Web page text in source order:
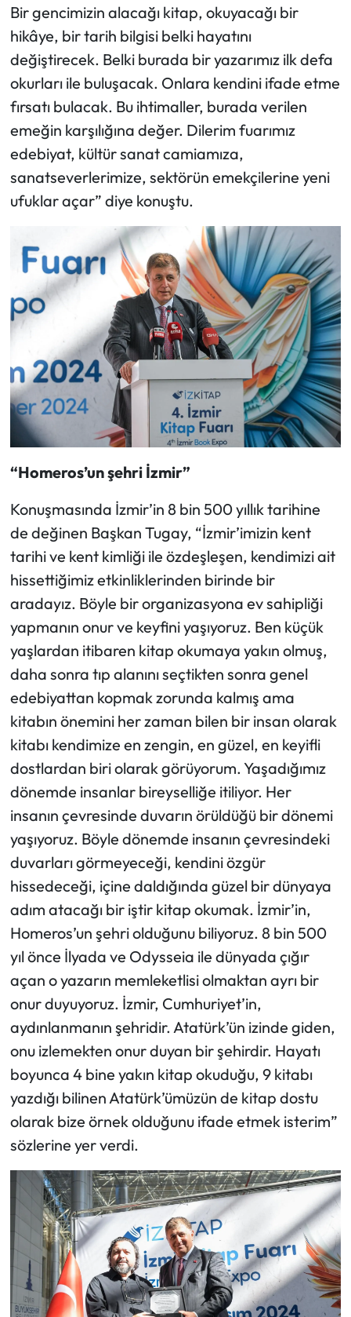
Bir gencimizin alacağı kitap, okuyacağı bir
hikâye, bir tarih bilgisi belki hayatını
değiştirecek. Belki burada bir yazarımız ilk defa
okurları ile buluşacak. Onlara kendini ifade etme
fırsatı bulacak. Bu ihtimaller, burada verilen
emeğin karşılığına değer. Dilerim fuarımız
edebiyat, kültür sanat camiamıza,
sanatseverlerimize, sektörün emekçilerine yeni
ufuklar açar” diye konuştu.
“Homeros’un şehri İzmir”
Konuşmasında İzmir’in 8 bin 500 yıllık tarihine
de değinen Başkan Tugay, “İzmir’imizin kent
tarihi ve kent kimliği ile özdeşleşen, kendimizi ait
hissettiğimiz etkinliklerinden birinde bir
aradayız. Böyle bir organizasyona ev sahipliği
yapmanın onur ve keyfini yaşıyoruz. Ben küçük
yaşlardan itibaren kitap okumaya yakın olmuş,
daha sonra tıp alanını seçtikten sonra genel
edebiyattan kopmak zorunda kalmış ama
kitabın önemini her zaman bilen bir insan olarak
kitabı kendimize en zengin, en güzel, en keyifli
dostlardan biri olarak görüyorum. Yaşadığımız
dönemde insanlar bireyselliğe itiliyor. Her
insanın çevresinde duvarın örüldüğü bir dönemi
yaşıyoruz. Böyle dönemde insanın çevresindeki
duvarları görmeyeceği, kendini özgür
hissedeceği, içine daldığında güzel bir dünyaya
adım atacağı bir iştir kitap okumak. İzmir’in,
Homeros’un şehri olduğunu biliyoruz. 8 bin 500
yıl önce İlyada ve Odysseia ile dünyada çığır
açan o yazarın memleketlisi olmaktan ayrı bir
onur duyuyoruz. İzmir, Cumhuriyet’in,
aydınlanmanın şehridir. Atatürk’ün izinde giden,
onu izlemekten onur duyan bir şehirdir. Hayatı
boyunca 4 bine yakın kitap okuduğu, 9 kitabı
yazdığı bilinen Atatürk’ümüzün de kitap dostu
olarak bize örnek olduğunu ifade etmek isterim”
sözlerine yer verdi.